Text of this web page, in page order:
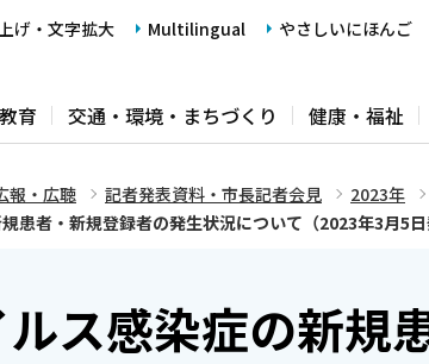
げ・文字拡大 Multilingual やさしいにほんご
育 交通・環境・まちづくり 健康・福祉
報・広聴 記者発表資料・市長記者会見 2023年
患者・新規登録者の発生状況について（2023年3月5日
ス感染症の新規